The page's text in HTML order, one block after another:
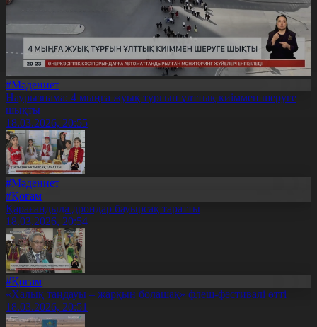
#Мәдениет
Наурызнама: 4 мыңға жуық тұрғын ұлттық киіммен шеруге
шықты
18.03.2026, 20:55
#Мәдениет
#Қоғам
Қарағандыда дрондар бауырсақ таратты
18.03.2026, 20:54
#Қоғам
«Халық таңдауы – жарқын болашақ» флеш-фестивалі өтті
18.03.2026, 20:51